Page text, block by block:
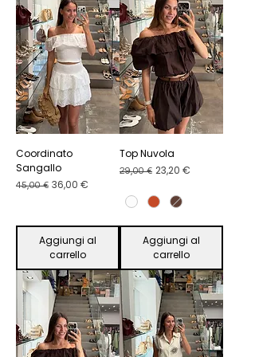
Coordinato
Sangallo
Prezzo regolare
45,00 € Prezzo scontato
36,00 €
Aggiungi al
carrello
Top Nuvola
Prezzo regolare
29,00 € Prezzo scontato
23,20 €
Aggiungi al
carrello